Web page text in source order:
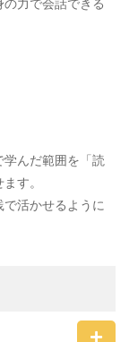
力で会話できる
学んだ範囲を「読
す。
活かせるように